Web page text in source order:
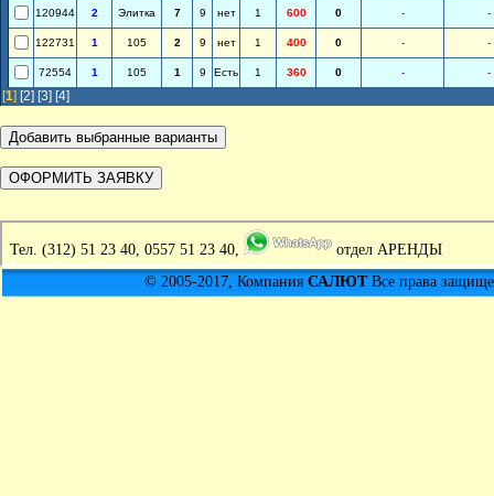
120944 2 Элитка 7 9 нет 1 600 0 - -
122731 1 105 2 9 нет 1 400 0 - -
72554 1 105 1 9 Есть 1 360 0 - -
[1] [2] [3] [4]
Тел. (312) 51 23 40, 0557 51 23 40,
отдел АРЕНДЫ
© 2005-2017, Компания САЛЮТВсе права